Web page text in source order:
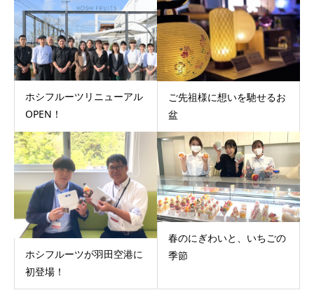
ホシフルーツリニューアル
OPEN！
ご先祖様に想いを馳せるお
盆
ホシフルーツが羽田空港に
初登場！
春のにぎわいと、いちごの
季節